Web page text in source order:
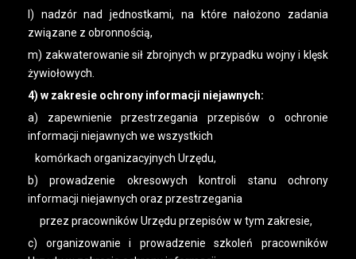
l) nadzór nad jednostkami, na które nałożono zadania
związane z obronnością,
m) zakwaterowanie sił zbrojnych w przypadku wojny i klęsk
żywiołowych.
4) w zakresie ochrony informacji niejawnych:
a) zapewnienie przestrzegania przepisów o ochronie
informacji niejawnych we wszystkich
komórkach organizacyjnych Urzędu,
b) prowadzenie okresowych kontroli stanu ochrony
informacji niejawnych oraz przestrzegania
przez pracowników Urzędu przepisów w tym zakresie,
c) organizowanie i prowadzenie szkoleń pracowników